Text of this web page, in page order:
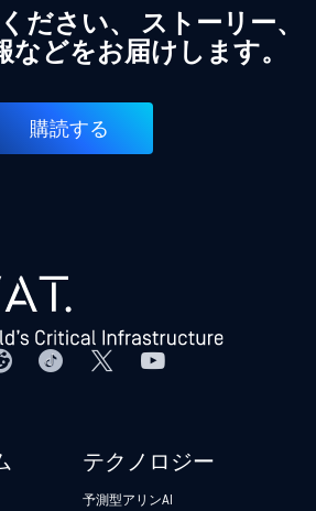
ださい、 ストーリー、
などをお届けします。
購読する
テクノロジー
予測型アリンAI